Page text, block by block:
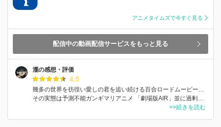
アニメタイムズで今すぐ見る
配信中の動画配信サービスをもっと見る
瀧の感想・評価
4.5
幾多の世界を彷徨い愛しの君を追い続ける百合ロードムービー…
その実態は予測不能ガンギマリアニメ 「劇場版AIR」並に過剰…
>>続きを読む